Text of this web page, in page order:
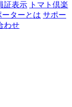
証表示 トマト倶楽
ーターとは サポー
わせ